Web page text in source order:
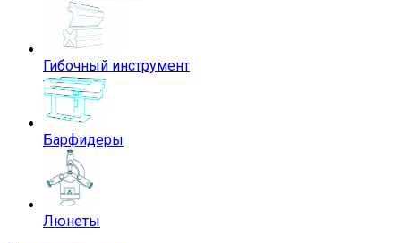
Гибочный инструмент
Барфидеры
Люнеты